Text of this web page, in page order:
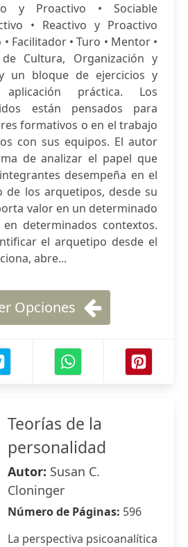
y Proactivo • Sociable
• Reactivo y Proactivo
Facilitador • Turo • Mentor •
Cultura, Organización y
un bloque de ejercicios y
práctica. Los
están pensados para
formativos o en el trabajo
con sus equipos. El autor
de analizar el papel que
desempeña en el
de los arquetipos, desde su
valor en un determinado
determinados contextos.
el arquetipo desde el
abre...
Opciones
Teorías de la
personalidad
Autor: Susan C.
Cloninger
Número de Páginas: 596
La perspectiva psicoanalítica